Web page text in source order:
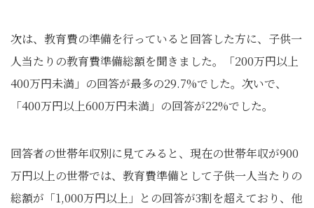
次は、教育費の準備を行っていると回答した方に、子供一
人当たりの教育費準備総額を聞きました。「200万円以上
400万円未満」の回答が最多の29.7%でした。次いで、
「400万円以上600万円未満」の回答が22%でした。
回答者の世帯年収別に見てみると、現在の世帯年収が900
万円以上の世帯では、教育費準備として子供一人当たりの
総額が「1,000万円以上」との回答が3割を超えており、他